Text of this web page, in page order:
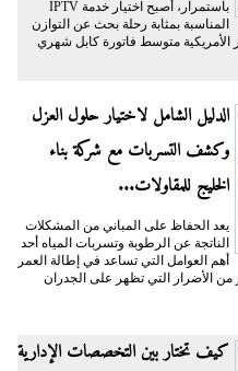
باستمرار، أصبح اختيار خدمة IPTV
المناسبة بمثابة رحلة بحث عن التوازن
الأمريكية متوسط فاتورة كابل شهري
الدليل الشامل لاختيار حلول العزل
وكشف التسربات مع شركة بناء
الخليج للمقاولات...
يعد الحفاظ على المباني من المشكلات
الناتجة عن الرطوبة وتسربات المياه أحد
أهم العوامل التي تساعد في إطالة العمر
من الأضرار التي تظهر على الجدران
كيف تختار بين التخصصات الإدارية